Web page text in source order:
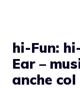
hi-Fun:
Ear –
anche